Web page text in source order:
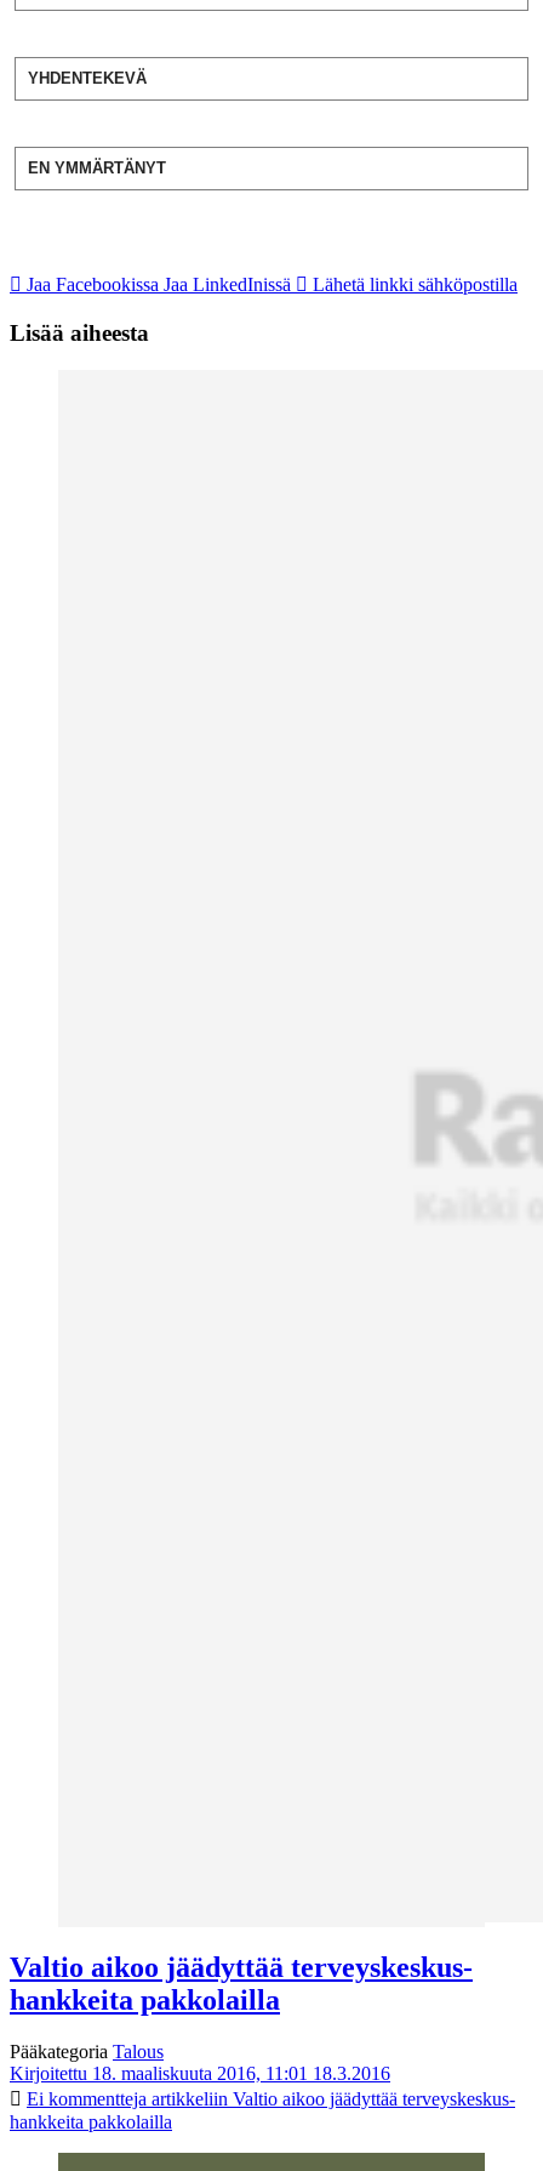
YHDENTEKEVÄ
EN YMMÄRTÄNYT
Jaa Facebookissa Jaa LinkedInissä Lähetä linkki sähköpostilla
Lisää aiheesta
Valtio aikoo jäädyttää terveyskeskus­
hankkeita pakkolailla
Pääkategoria Talous
Kirjoitettu 18. maaliskuuta 2016, 11:01 18.3.2016
Ei kommentteja artikkeliin Valtio aikoo jäädyttää terveyskeskus­
hankkeita pakkolailla